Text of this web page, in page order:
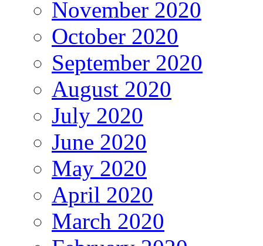
November 2020
October 2020
September 2020
August 2020
July 2020
June 2020
May 2020
April 2020
March 2020